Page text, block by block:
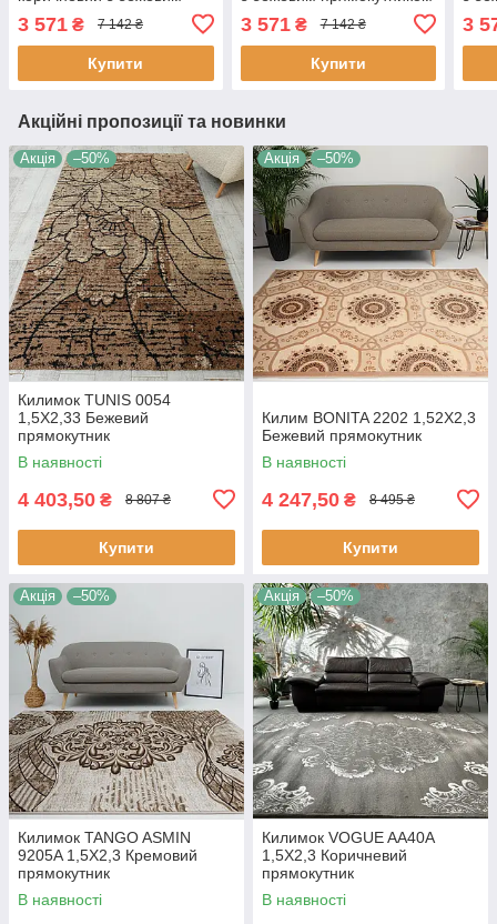
3 571 ₴ 7 142 ₴
Купити
3 571₴ 7 142 ₴
Купити
3
Акційні пропозиції та новинки
Акція –50%
Килимок TUNIS 0054
1,5Х2,33 Бежевий
прямокутник
В наявності
4 403,50 ₴ 8 807 ₴
Купити
Акція –50%
Килим BONITA 2202 1,52Х2,3
Бежевий прямокутник
В наявності
4 247,50 ₴ 8 495 ₴
Купити
Акція –50%
Килимок TANGO ASMIN
9205A 1,5Х2,3 Кремовий
прямокутник
В наявності
Акція –50%
Килимок VOGUE AA40A
1,5Х2,3 Коричневий
прямокутник
В наявності